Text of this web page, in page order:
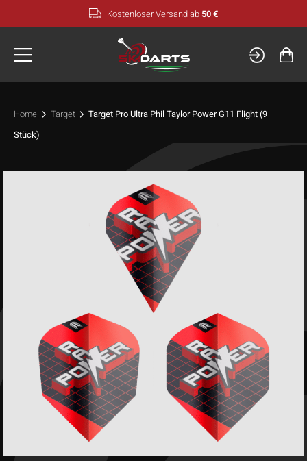
Inhalt
Kostenloser Versand ab 50 €
Home Target
Target Pro Ultra Phil Taylor Power G11 Flight (9
Stück)